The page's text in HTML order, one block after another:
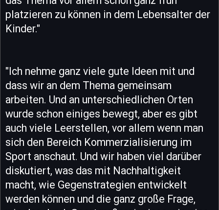
platzieren zu können in dem Lebensalter der
Kinder."
"Ich nehme ganz viele gute Ideen mit und
dass wir an dem Thema gemeinsam
arbeiten. Und an unterschiedlichen Orten
wurde schon einiges bewegt, aber es gibt
auch viele Leerstellen, vor allem wenn man
sich den Bereich Kommerzialisierung im
Sport anschaut. Und wir haben viel darüber
diskutiert, was das mit Nachhaltigkeit
macht, wie Gegenstrategien entwickelt
werden können und die ganz große Frage,